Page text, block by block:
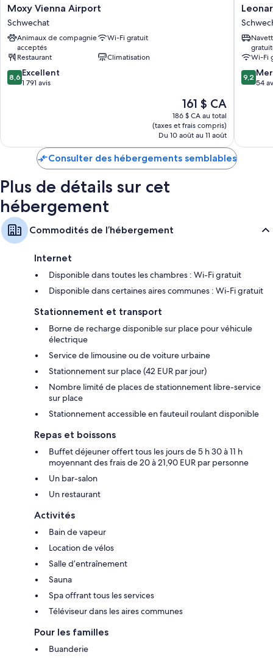
Moxy
Vienna
Airport
Schwechat
Moxy Vienna Airport
Schwechat
Animaux de compagnie
acceptés
Wi-Fi gratuit
Restaurant
Climatisation
8.6
sur
8,6 Excellent
1 791 avis
Le
prix
est
de
161 $ CA
161 $ CA
186 $ CA au total
(taxes et frais compris)
Du 10 août au 11 août
Smart
Hotel
Vienna
Airport
Wi-Fi
9.2
sur
9,2
54
Consulter des hébergements semblables
Plus de détails sur cet
hébergement
Commodités de l’hébergement
Internet
Disponible dans toutes les chambres : Wi-Fi gratuit
Disponible dans certaines aires communes : Wi-Fi gratuit
Stationnement et transport
Borne de recharge disponible sur place pour véhicule
électrique
Service de limousine ou de voiture urbaine
Stationnement sur place (42 EUR par jour)
Nombre limité de places de stationnement libre-service
sur place
Stationnement accessible en fauteuil roulant disponible
Repas et boissons
Buffet déjeuner offert tous les jours de 5 h 30 à 11 h
moyennant des frais de 20 à 21,90 EUR par personne
Un bar-salon
Un restaurant
Activités
Bain de vapeur
Location de vélos
Salle d’entraînement
Sauna
Spa offrant tous les services
Téléviseur dans les aires communes
Pour les familles
Buanderie